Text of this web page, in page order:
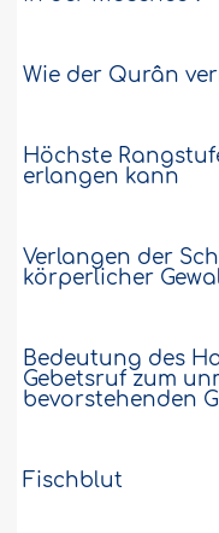
Wie der Qurân
Höchste
erlangen kann
Verlangen der
körperlicher
Bedeutung des
Gebetsruf zum
bevorstehenden
Fischblut